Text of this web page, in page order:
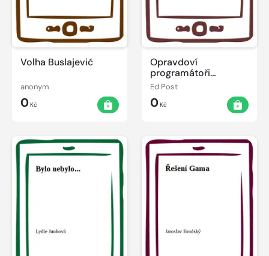
Volha Buslajevič
anonym
0Kč
Opravdoví
programátoři
nepoužívají Pascal
Ed Post
0Kč